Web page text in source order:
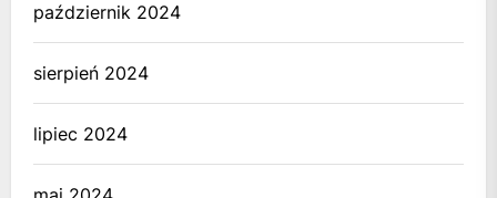
październik 2024
sierpień 2024
lipiec 2024